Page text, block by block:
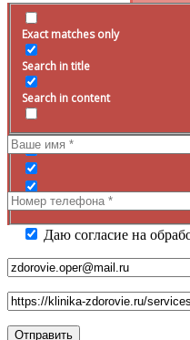
Exact matches only
Search in title
Search in content
Запись на прием
Оставьте заявку на сайте,
ближайшее
Даю согласие на